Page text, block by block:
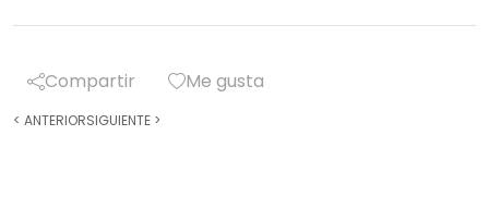
Compartir Me gusta
< ANTERIORSIGUIENTE >